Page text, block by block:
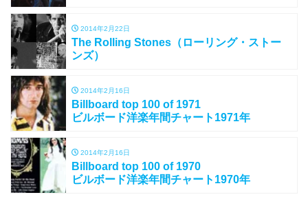
2014年2月22日
The Rolling Stones（ローリング・ストー
ンズ）
2014年2月16日
Billboard top 100 of 1971
ビルボード洋楽年間チャート1971年
2014年2月16日
Billboard top 100 of 1970
ビルボード洋楽年間チャート1970年